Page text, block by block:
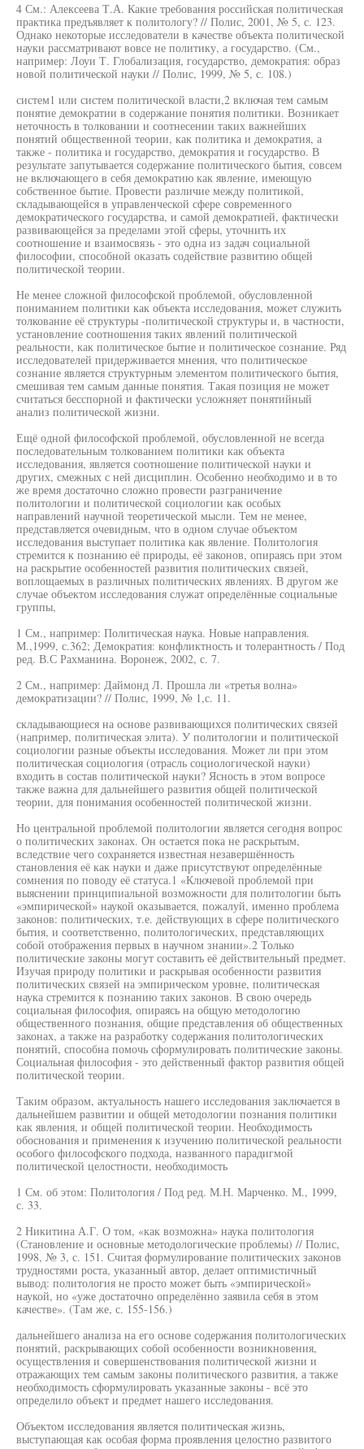
4 См.: Алексеева Т.А. Какие требования российская политическая
практика предъявляет к политологу? // Полис, 2001, № 5, с. 123.
Однако некоторые исследователи в качестве объекта политической
науки рассматривают вовсе не политику, а государство. (См.,
например: Лоуи Т. Глобализация, государство, демократия: образ
новой политической науки // Полис, 1999, № 5, с. 108.)
систем1 или систем политической власти,2 включая тем самым
понятие демократии в содержание понятия политики. Возникает
неточность в толковании и соотнесении таких важнейших
понятий общественной теории, как политика и демократия, а
также - политика и государство, демократия и государство. В
результате запутывается содержание политического бытия, совсем
не включающего в себя демократию как явление, имеющую
собственное бытие. Провести различие между политикой,
складывающейся в управленческой сфере современного
демократического государства, и самой демократией, фактически
развивающейся за пределами этой сферы, уточнить их
соотношение и взаимосвязь - это одна из задач социальной
философии, способной оказать содействие развитию общей
политической теории.
Не менее сложной философской проблемой, обусловленной
пониманием политики как объекта исследования, может служить
толкование её структуры -политической структуры и, в частности,
установление соотношения таких явлений политической
реальности, как политическое бытие и политическое сознание. Ряд
исследователей придерживается мнения, что политическое
сознание является структурным элементом политического бытия,
смешивая тем самым данные понятия. Такая позиция не может
считаться бесспорной и фактически усложняет понятийный
анализ политической жизни.
Ещё одной философской проблемой, обусловленной не всегда
последовательным толкованием политики как объекта
исследования, является соотношение политической науки и
других, смежных с ней дисциплин. Особенно необходимо и в то
же время достаточно сложно провести разграничение
политологии и политической социологии как особых
направлений научной теоретической мысли. Тем не менее,
представляется очевидным, что в одном случае объектом
исследования выступает политика как явление. Политология
стремится к познанию её природы, её законов, опираясь при этом
на раскрытие особенностей развития политических связей,
воплощаемых в различных политических явлениях. В другом же
случае объектом исследования служат определённые социальные
группы,
1 См., например: Политическая наука. Новые направления.
М.,1999, с.362; Демократия: конфликтность и толерантность / Под
ред. В.С Рахманина. Воронеж, 2002, с. 7.
2 См., например: Даймонд Л. Прошла ли «третья волна»
демократизации? // Полис, 1999, № 1,с. 11.
складывающиеся на основе развивающихся политических связей
(например, политическая элита). У политологии и политической
социологии разные объекты исследования. Может ли при этом
политическая социология (отрасль социологической науки)
входить в состав политической науки? Ясность в этом вопросе
также важна для дальнейшего развития общей политической
теории, для понимания особенностей политической жизни.
Но центральной проблемой политологии является сегодня вопрос
о политических законах. Он остается пока не раскрытым,
вследствие чего сохраняется известная незавершённость
становления её как науки и даже присутствуют определённые
сомнения по поводу её статуса.1 «Ключевой проблемой при
выяснении принципиальной возможности для политологии быть
«эмпирической» наукой оказывается, пожалуй, именно проблема
законов: политических, т.е. действующих в сфере политического
бытия, и соответственно, политологических, представляющих
собой отображения первых в научном знании».2 Только
политические законы могут составить её действительный предмет.
Изучая природу политики и раскрывая особенности развития
политических связей на эмпирическом уровне, политическая
наука стремится к познанию таких законов. В свою очередь
социальная философия, опираясь на общую методологию
общественного познания, общие представления об общественных
законах, а также на разработку содержания политологических
понятий, способна помочь сформулировать политические законы.
Социальная философия - это действенный фактор развития общей
политической теории.
Таким образом, актуальность нашего исследования заключается в
дальнейшем развитии и общей методологии познания политики
как явления, и общей политической теории. Необходимость
обоснования и применения к изучению политической реальности
особого философского подхода, названного парадигмой
политической целостности, необходимость
1 См. об этом: Политология / Под ред. М.Н. Марченко. М., 1999,
с. 33.
2 Никитина А.Г. О том, «как возможна» наука политология
(Становление и основные методологические проблемы) // Полис,
1998, № 3, с. 151. Считая формулирование политических законов
трудностями роста, указанный автор, делает оптимистичный
вывод: политология не просто может быть «эмпирической»
наукой, но «уже достаточно определённо заявила себя в этом
качестве». (Там же, с. 155-156.)
дальнейшего анализа на его основе содержания политологических
понятий, раскрывающих собой особенности возникновения,
осуществления и совершенствования политической жизни и
отражающих тем самым законы политического развития, а также
необходимость сформулировать указанные законы - всё это
определило объект и предмет нашего исследования.
Объектом исследования является политическая жизнь,
выступающая как особая форма проявления целостно развитого